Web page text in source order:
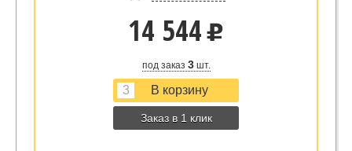
14 544 u
под заказ 3шт.
Заказ в 1 клик